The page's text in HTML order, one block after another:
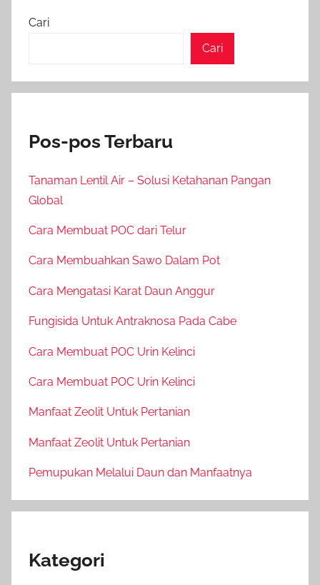
Cari
Cari
Pos-pos Terbaru
Tanaman Lentil Air – Solusi Ketahanan Pangan
Global
Cara Membuat POC dari Telur
Cara Membuahkan Sawo Dalam Pot
Cara Mengatasi Karat Daun Anggur
Fungisida Untuk Antraknosa Pada Cabe
Cara Membuat POC Urin Kelinci
Cara Membuat POC Urin Kelinci
Manfaat Zeolit Untuk Pertanian
Manfaat Zeolit Untuk Pertanian
Pemupukan Melalui Daun dan Manfaatnya
Kategori